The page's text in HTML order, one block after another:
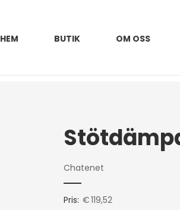
HEM BUTIK OM OSS
Chatenet
Pris: €119,52